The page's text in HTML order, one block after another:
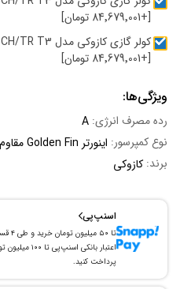
[+84٬679٬001 تومان]
[+84٬679٬001 تومان]
ویژگی‌ها:
رده مصرف انرژی: A
نوع کمپرسور: اینورتر Golden Fin مقاوم در برابر خوردگی
برند: کازوکی
اسنپ‌پی
تا
پرداخت کنید.